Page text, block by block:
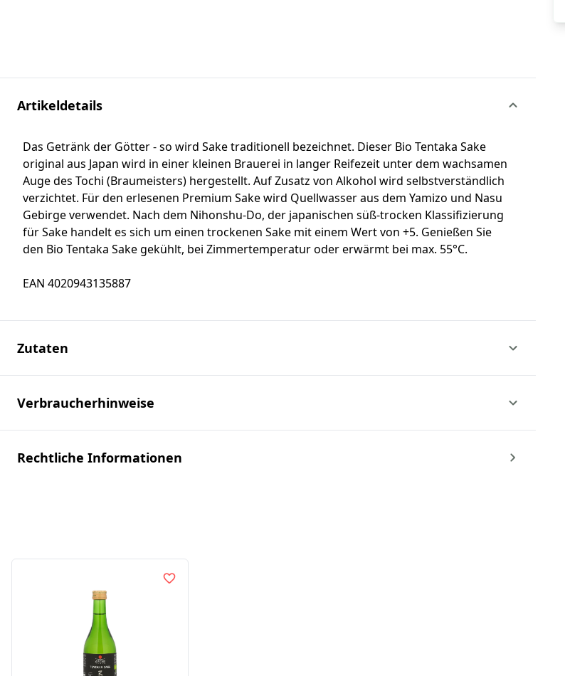
Artikeldetails
Das Getränk der Götter - so wird Sake traditionell bezeichnet. Dieser Bio Tentaka Sake
original aus Japan wird in einer kleinen Brauerei in langer Reifezeit unter dem wachsamen
Auge des Tochi (Braumeisters) hergestellt. Auf Zusatz von Alkohol wird selbstverständlich
verzichtet. Für den erlesenen Premium Sake wird Quellwasser aus dem Yamizo und Nasu
Gebirge verwendet. Nach dem Nihonshu-Do, der japanischen süß-trocken Klassifizierung
für Sake handelt es sich um einen trockenen Sake mit einem Wert von +5. Genießen Sie
den Bio Tentaka Sake gekühlt, bei Zimmertemperatur oder erwärmt bei max. 55°C.
EAN 4020943135887
Zutaten
Verbraucherhinweise
Rechtliche Informationen